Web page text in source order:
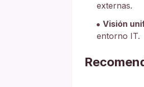
externas.
Visión
entorno IT.